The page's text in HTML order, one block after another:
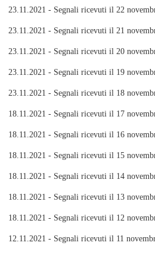
23.11.2021 - Segnali ricevuti il 22
23.11.2021 - Segnali ricevuti il 21
23.11.2021 - Segnali ricevuti il 20
23.11.2021 - Segnali ricevuti il 19
23.11.2021 - Segnali ricevuti il 18
18.11.2021 - Segnali ricevuti il 17
18.11.2021 - Segnali ricevuti il 16
18.11.2021 - Segnali ricevuti il 15
18.11.2021 - Segnali ricevuti il 14
18.11.2021 - Segnali ricevuti il 13
18.11.2021 - Segnali ricevuti il 12
12.11.2021 - Segnali ricevuti il 11